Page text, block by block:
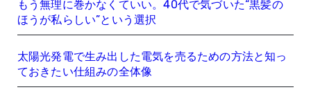
もう無理に巻かなくていい。40代で気づいた“黒髪の
ほうが私らしい”という選択
太陽光発電で生み出した電気を売るための方法と知っ
ておきたい仕組みの全体像